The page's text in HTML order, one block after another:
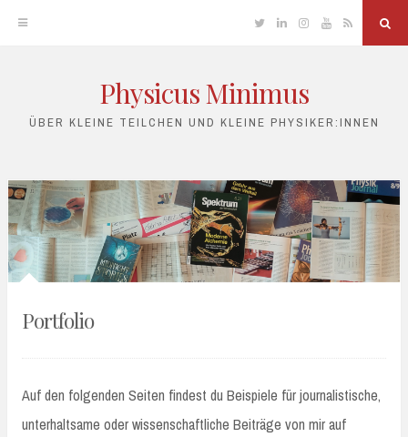
TwitterLinkedinInstagram
YouTube
RSS
Physicus Minimus
ÜBER KLEINE TEILCHEN UND KLEINE PHYSIKER:INNEN
Portfolio
Auf den folgenden Seiten findest du Beispiele für journalistische,
unterhaltsame oder wissenschaftliche Beiträge von mir auf